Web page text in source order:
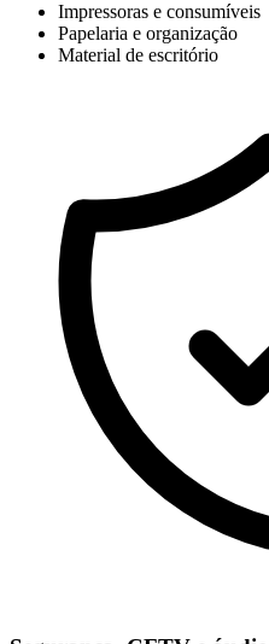
Impressoras e consumíveis
Papelaria e organização
Material de escritório